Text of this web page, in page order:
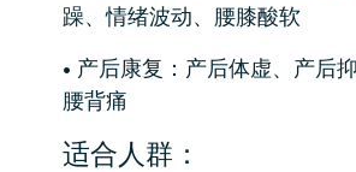
躁、情绪波动、腰膝酸软
• 产后康复：产后体虚、产后
腰背痛
适合人群：